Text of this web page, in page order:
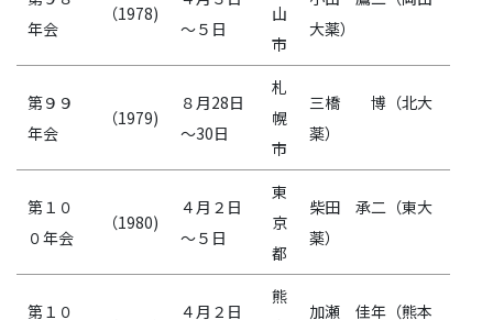
年会
（1978)
～５日
山
市
大薬）
第９９
年会
（1979)
８月28日
～30日
札
幌
市
三橋 博（北大
薬）
第１０
０年会
（1980)
４月２日
～５日
東
京
都
柴田 承二（東大
薬）
第１０
４月２日
熊
加瀬 佳年（熊本